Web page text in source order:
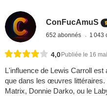
ConFucAmuS
652 abonnés 1 043
4,0 Publiée le 16
L'influence de Lewis Carroll
que dans les œuvres
Matrix, Donnie Darko, ou le